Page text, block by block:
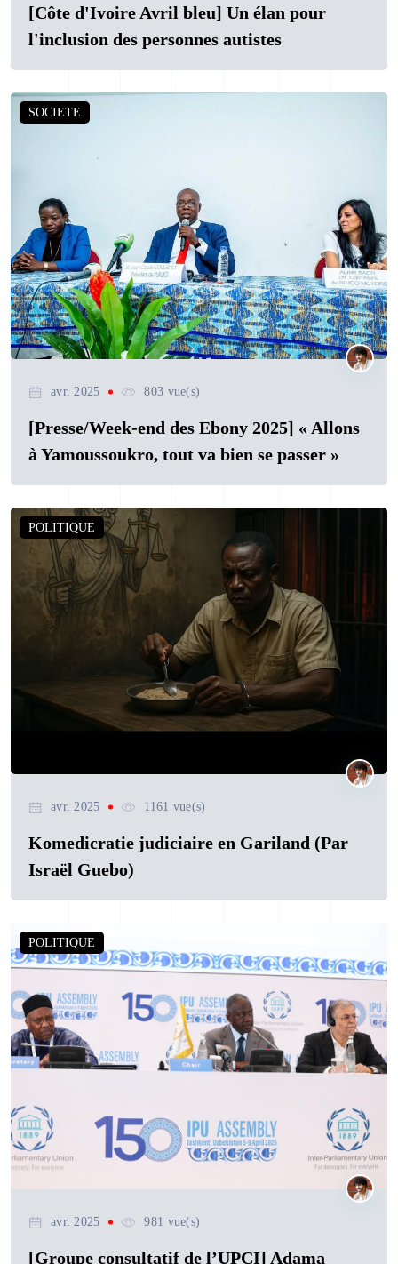
[Côte d'Ivoire Avril bleu] Un élan pour
l'inclusion des personnes autistes
SOCIETE
avr. 2025 803 vue(s)
[Presse/Week-end des Ebony 2025] « Allons
à Yamoussoukro, tout va bien se passer »
POLITIQUE
avr. 2025 1161 vue(s)
Komedicratie judiciaire en Gariland (Par
Israël Guebo)
POLITIQUE
avr. 2025 981 vue(s)
[Groupe consultatif de l’UPCI] Adama